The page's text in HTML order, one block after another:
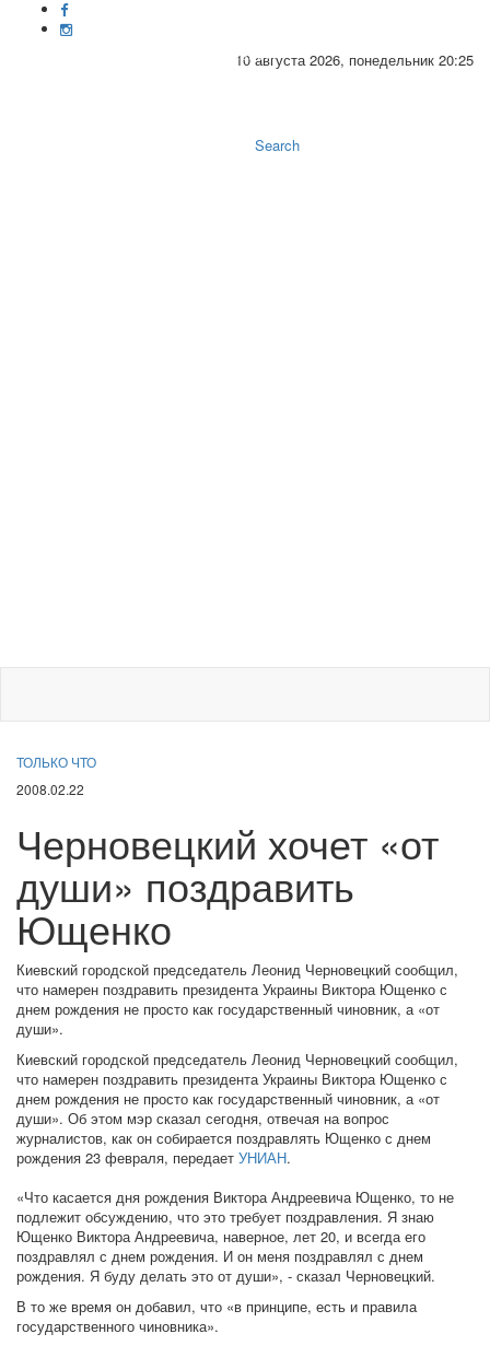
10 августа 2026, понедельник 20:25
Search
ТОЛЬКО ЧТО
2008.02.22
Черновецкий хочет «от
души» поздравить
Ющенко
Киевский городской председатель Леонид Черновецкий сообщил,
что намерен поздравить президента Украины Виктора Ющенко с
днем рождения не просто как государственный чиновник, а «от
души».
Киевский городской председатель Леонид Черновецкий сообщил,
что намерен поздравить президента Украины Виктора Ющенко с
днем рождения не просто как государственный чиновник, а «от
души». Об этом мэр сказал сегодня, отвечая на вопрос
журналистов, как он собирается поздравлять Ющенко с днем
рождения 23 февраля, передает УНИАН.
«Что касается дня рождения Виктора Андреевича Ющенко, то не
подлежит обсуждению, что это требует поздравления. Я знаю
Ющенко Виктора Андреевича, наверное, лет 20, и всегда его
поздравлял с днем рождения. И он меня поздравлял с днем
рождения. Я буду делать это от души», - сказал Черновецкий.
В то же время он добавил, что «в принципе, есть и правила
государственного чиновника».